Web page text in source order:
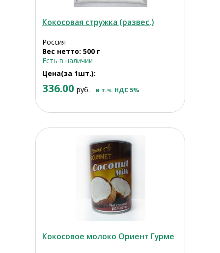
Кокосовая стружка (развес.)
Россия
Вес нетто: 500 г
Есть в наличии
Цена(за 1шт.):
336.00 руб. в т.ч. НДС 5%
Кокосовое молоко Ориент Гурме